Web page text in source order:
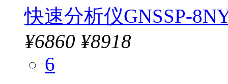
快速分析仪GNSSP-
¥6860 ¥8918
6